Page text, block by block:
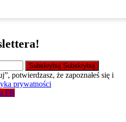
Subskrybuj Subskrybuj
potwierdzasz, że zapoznałeś się i
prywatności
FB